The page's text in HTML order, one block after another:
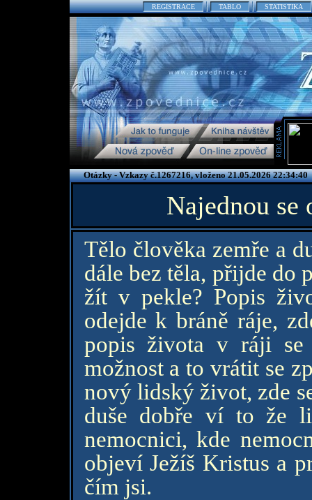
REGISTRACE TABLO STATISTIKA
Otázky - Vzkazy č.1267216, vloženo 21.05.2026 22:34:40
Najednou se
Tělo člověka zemře a
dále bez těla, přijde do
žít v pekle? Popis
odejde k bráně ráje,
popis života v ráji se
možnost a to vrátit se
nový lidský život, zde
duše dobře ví to že
nemocnici, kde
objeví Ježíš Kristus a
čím jsi.